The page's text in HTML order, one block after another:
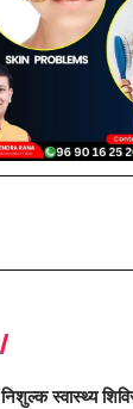
स्वास्थ्य